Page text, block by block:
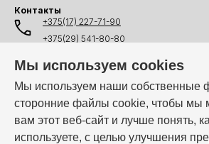
Мы используем cookies
Мы используем наши собственные
сторонние файлы cookie, чтобы мы
вам этот веб-сайт и лучше понять,
используете, с целью улучшения
Контакты
+375(17) 227-71-90
+375(29) 541-80-80
+375(44) 541-80-80
info@i-ven.by